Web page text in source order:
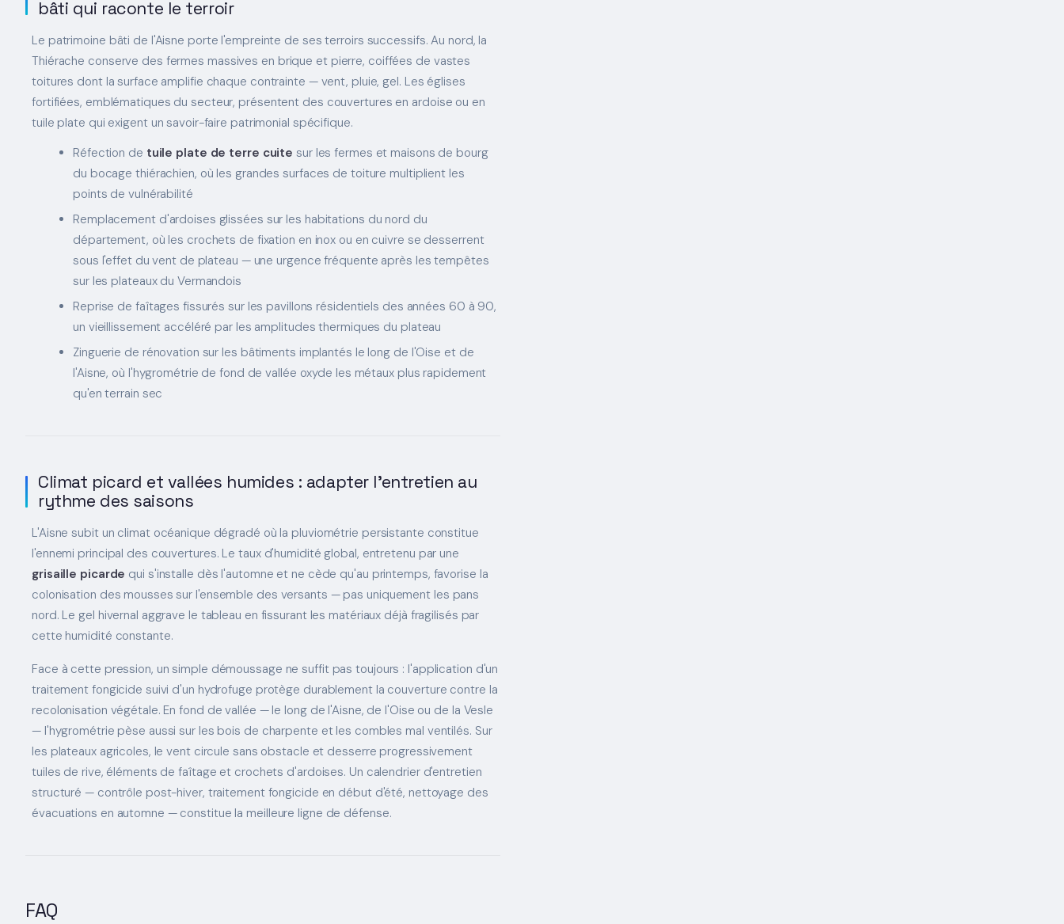
bâti qui raconte le terroir
Le patrimoine bâti de l'Aisne porte l'empreinte de ses terroirs successifs. Au nord, la
Thiérache conserve des fermes massives en brique et pierre, coiffées de vastes
toitures dont la surface amplifie chaque contrainte — vent, pluie, gel. Les églises
fortifiées, emblématiques du secteur, présentent des couvertures en ardoise ou en
tuile plate qui exigent un savoir-faire patrimonial spécifique.
Réfection de tuile plate de terre cuite sur les fermes et maisons de bourg
du bocage thiérachien, où les grandes surfaces de toiture multiplient les
points de vulnérabilité
Remplacement d'ardoises glissées sur les habitations du nord du
département, où les crochets de fixation en inox ou en cuivre se desserrent
sous l'effet du vent de plateau — une urgence fréquente après les tempêtes
sur les plateaux du Vermandois
Reprise de faîtages fissurés sur les pavillons résidentiels des années 60 à 90,
un vieillissement accéléré par les amplitudes thermiques du plateau
Zinguerie de rénovation sur les bâtiments implantés le long de l'Oise et de
l'Aisne, où l'hygrométrie de fond de vallée oxyde les métaux plus rapidement
qu'en terrain sec
Climat picard et vallées humides : adapter l'entretien au
rythme des saisons
L'Aisne subit un climat océanique dégradé où la pluviométrie persistante constitue
l'ennemi principal des couvertures. Le taux d'humidité global, entretenu par une
grisaille picarde qui s'installe dès l'automne et ne cède qu'au printemps, favorise la
colonisation des mousses sur l'ensemble des versants — pas uniquement les pans
nord. Le gel hivernal aggrave le tableau en fissurant les matériaux déjà fragilisés par
cette humidité constante.
Face à cette pression, un simple démoussage ne suffit pas toujours : l'application d'un
traitement fongicide suivi d'un hydrofuge protège durablement la couverture contre la
recolonisation végétale. En fond de vallée — le long de l'Aisne, de l'Oise ou de la Vesle
— l'hygrométrie pèse aussi sur les bois de charpente et les combles mal ventilés. Sur
les plateaux agricoles, le vent circule sans obstacle et desserre progressivement
tuiles de rive, éléments de faîtage et crochets d'ardoises. Un calendrier d'entretien
structuré — contrôle post-hiver, traitement fongicide en début d'été, nettoyage des
évacuations en automne — constitue la meilleure ligne de défense.
FAQ